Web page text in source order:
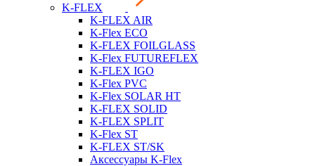
K-FLEX
K-FLEX AIR
K-Flex ECO
K-FLEX FOILGLASS
K-Flex FUTUREFLEX
K-FLEX IGO
K-Flex PVC
K-Flex SOLAR HT
K-FLEX SOLID
K-FLEX SPLIT
K-Flex ST
K-FLEX ST/SK
Аксессуары K-Flex